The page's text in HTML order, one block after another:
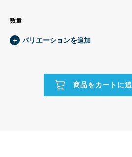
数量
＋ バリエーションを追加